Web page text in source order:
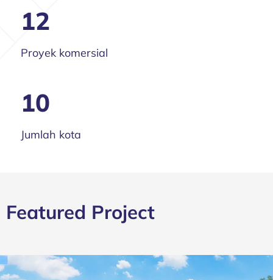
12
Proyek komersial
10
Jumlah kota
Featured Project